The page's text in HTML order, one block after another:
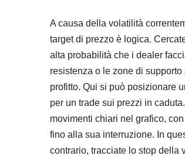
A causa della volatilità
target di prezzo è logica.
alta probabilità che i dealer
resistenza o le zone di
profitto. Qui si può posizionare
per un trade sui prezzi in
movimenti chiari nel grafico,
fino alla sua interruzione. In
contrario, tracciate lo stop della